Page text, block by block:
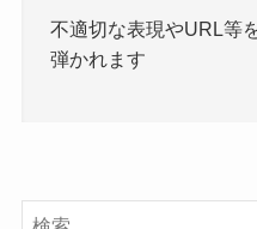
不適切な表現やURL等
弾かれます